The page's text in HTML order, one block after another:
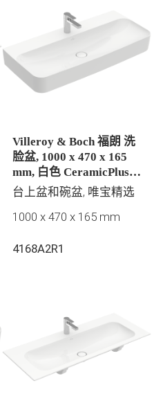
Villeroy & Boch 福朗 洗
脸盆, 1000 x 470 x 165
mm, 白色 CeramicPlus |
易洁釉面, 无溢水孔
台上盆和碗盆, 唯宝精选
1000 x 470 x 165 mm
4168A2R1